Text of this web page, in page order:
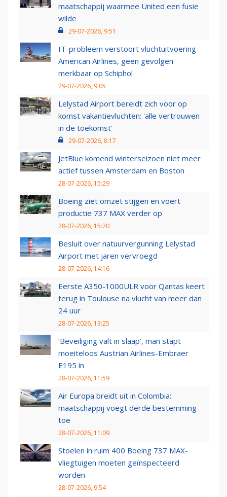
maatschappij waarmee United een fusie
wilde
29-07-2026, 9:51
IT-probleem verstoort vluchtuitvoering
American Airlines, geen gevolgen
merkbaar op Schiphol
29-07-2026, 9:05
Lelystad Airport bereidt zich voor op
komst vakantievluchten: 'alle vertrouwen
in de toekomst'
29-07-2026, 8:17
JetBlue komend winterseizoen niet meer
actief tussen Amsterdam en Boston
28-07-2026, 15:29
Boeing ziet omzet stijgen en voert
productie 737 MAX verder op
28-07-2026, 15:20
Besluit over natuurvergunning Lelystad
Airport met jaren vervroegd
28-07-2026, 14:16
Eerste A350-1000ULR voor Qantas keert
terug in Toulouse na vlucht van meer dan
24 uur
28-07-2026, 13:25
‘Beveiliging valt in slaap’, man stapt
moeiteloos Austrian Airlines-Embraer
E195 in
28-07-2026, 11:59
Air Europa breidt uit in Colombia:
maatschappij voegt derde bestemming
toe
28-07-2026, 11:09
Stoelen in ruim 400 Boeing 737 MAX-
vliegtuigen moeten geïnspecteerd
worden
28-07-2026, 9:54